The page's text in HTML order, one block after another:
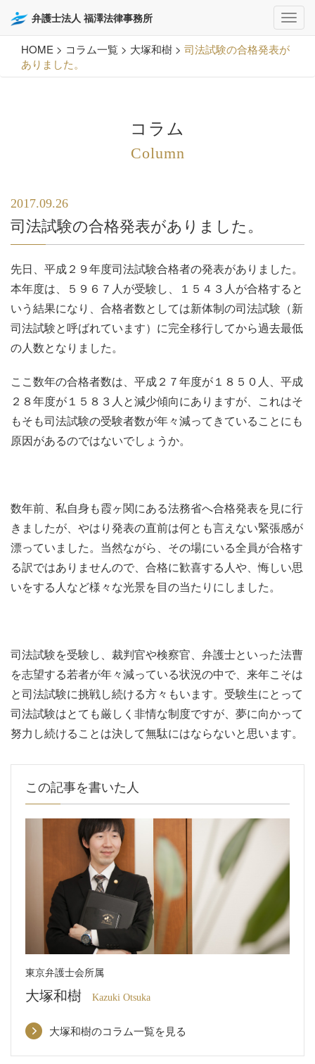
弁護士法人 福澤法律事務所
HOME > コラム一覧 > 大塚和樹 > 司法試験の合格発表が
ありました。
コラム
Column
2017.09.26
司法試験の合格発表がありました。
先日、平成２９年度司法試験合格者の発表がありました。
本年度は、５９６７人が受験し、１５４３人が合格すると
いう結果になり、合格者数としては新体制の司法試験（新
司法試験と呼ばれています）に完全移行してから過去最低
の人数となりました。
ここ数年の合格者数は、平成２７年度が１８５０人、平成
２８年度が１５８３人と減少傾向にありますが、これはそ
もそも司法試験の受験者数が年々減ってきていることにも
原因があるのではないでしょうか。
数年前、私自身も霞ヶ関にある法務省へ合格発表を見に行
きましたが、やはり発表の直前は何とも言えない緊張感が
漂っていました。当然ながら、その場にいる全員が合格す
る訳ではありませんので、合格に歓喜する人や、悔しい思
いをする人など様々な光景を目の当たりにしました。
司法試験を受験し、裁判官や検察官、弁護士といった法曹
を志望する若者が年々減っている状況の中で、来年こそは
と司法試験に挑戦し続ける方々もいます。受験生にとって
司法試験はとても厳しく非情な制度ですが、夢に向かって
努力し続けることは決して無駄にはならないと思います。
この記事を書いた人
東京弁護士会所属
大塚和樹 Kazuki Otsuka
大塚和樹のコラム一覧を見る